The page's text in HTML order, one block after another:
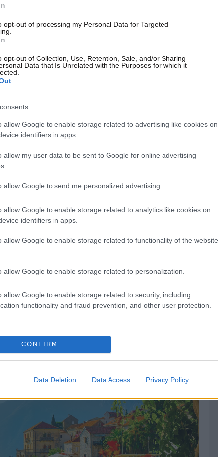
opt-out of processing my Personal Data for Targeted
opt-out of Collection, Use, Retention, Sale, and/or Sharing
Data that Is Unrelated with the Purposes for which it
allow Google to enable storage related to advertising like cookies on
identifiers in apps.
allow my user data to be sent to Google for online advertising
allow Google to send me personalized advertising.
allow Google to enable storage related to analytics like cookies on
identifiers in apps.
allow Google to enable storage related to functionality of the website
allow Google to enable storage related to personalization.
allow Google to enable storage related to security, including
functionality and fraud prevention, and other user protection.
CONFIRM
Data Deletion Data Access Privacy Policy
της πόλης, μπορείτε να ξεκινήσετε την
των γκρεμών. Πολλά από τα κτίρια έχουν
το ρωμαϊκό μπαρόκ στις αψίδες λόγω των
και τους Βυζαντινούς. Στο
του 15ου αιώνα, στεγάζεται το
Μνημείων, ενώ το παλάτι Γκργκουρίν,
σήμερα στεγάζει το Ναυτικό Μουσείο.
συνθέτουν το παλάτι Μπιζάντι και το παλάτι
καθεδρικό της πόλης, ο οποίος
και χρονολογείται από το 1166.